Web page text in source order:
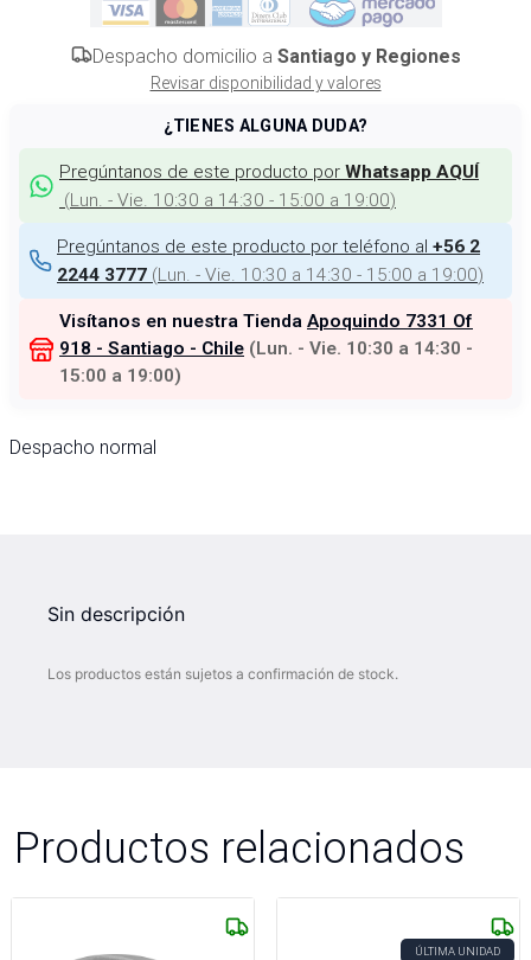
Despacho domicilio a Santiago y Regiones
Revisar disponibilidad y valores
¿TIENES ALGUNA DUDA?
Pregúntanos de este producto por Whatsapp AQUÍ
(Lun. - Vie. 10:30 a 14:30 - 15:00 a 19:00)
Pregúntanos de este producto por teléfono al +56 2
2244 3777 (Lun. - Vie. 10:30 a 14:30 - 15:00 a 19:00)
Visítanos en nuestra Tienda Apoquindo 7331 Of
918 - Santiago - Chile (Lun. - Vie. 10:30 a 14:30 -
15:00 a 19:00)
Despacho normal
Sin descripción
Los productos están sujetos a confirmación de stock.
Productos relacionados
ÚLTIMA UNIDAD